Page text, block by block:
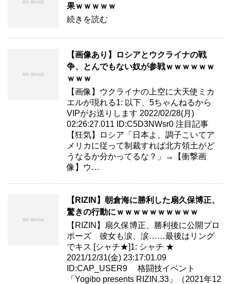
果ｗｗｗｗｗ
続きを読む
【画像あり】ロシアとウクライナの戦
争、とんでもない奴が参戦ｗｗｗｗｗｗ
ｗｗｗ
【画像】ウクライナの上空に大天使ミカ
エルが現れる1: 以下、5ちゃんねるから
VIPがお送りします 2022/02/28(月)
02:26:27.011 ID:C5D3NWsr0 注目記事
【狂気】ロシア「日本よ、調子こいてア
メリカに従って制裁すれば北方領土がど
うなるか分かってるな？」→【衝撃画
像】ウ…
【RIZIN】朝倉海に勝利した扇久保博正、
驚きの行動にｗｗｗｗｗｗｗｗｗｗ
【RIZIN】扇久保博正、勝利後に公開プロ
ポーズ 彼女も涙、涙……最後はリング
でキス [シャチ★]1: シャチ ★
2021/12/31(金) 23:17:01.09
ID:CAP_USER9 格闘技イベント
「Yogibo presents RIZIN.33」（2021年12